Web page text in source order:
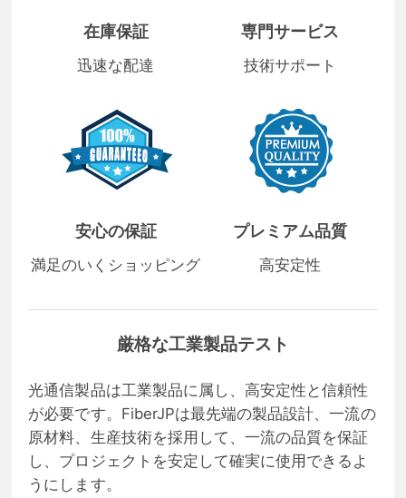
在庫保証
迅速な配達
専門サービス
技術サポート
安心の保証
満足のいくショッピング
プレミアム品質
高安定性
厳格な工業製品テスト
光通信製品は工業製品に属し、高安定性と信頼性
が必要です。FiberJPは最先端の製品設計、一流の
原材料、生産技術を採用して、一流の品質を保証
し、プロジェクトを安定して確実に使用できるよ
うにします。